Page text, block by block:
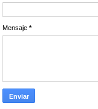
Mensaje *